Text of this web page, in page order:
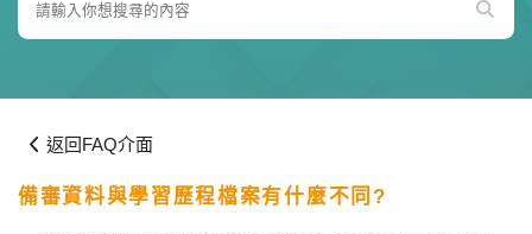
返回FAQ介面
備審資料與學習歷程檔案有什麼不同?